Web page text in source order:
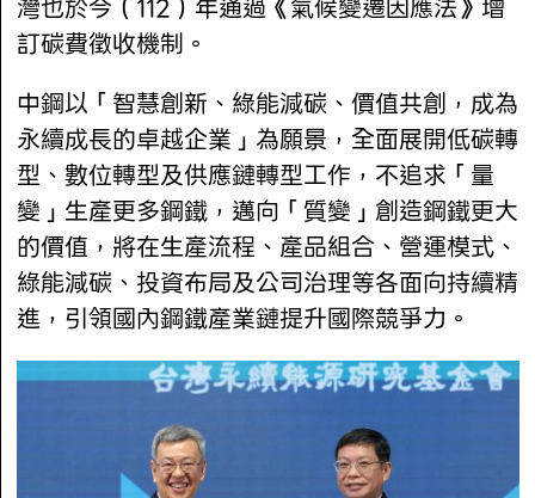
灣也於今（112）年通過《氣候變遷因應法》增
訂碳費徵收機制。
中鋼以「智慧創新、綠能減碳、價值共創，成為
永續成長的卓越企業」為願景，全面展開低碳轉
型、數位轉型及供應鏈轉型工作，不追求「量
變」生產更多鋼鐵，邁向「質變」創造鋼鐵更大
的價值，將在生產流程、產品組合、營運模式、
綠能減碳、投資布局及公司治理等各面向持續精
進，引領國內鋼鐵產業鏈提升國際競爭力。